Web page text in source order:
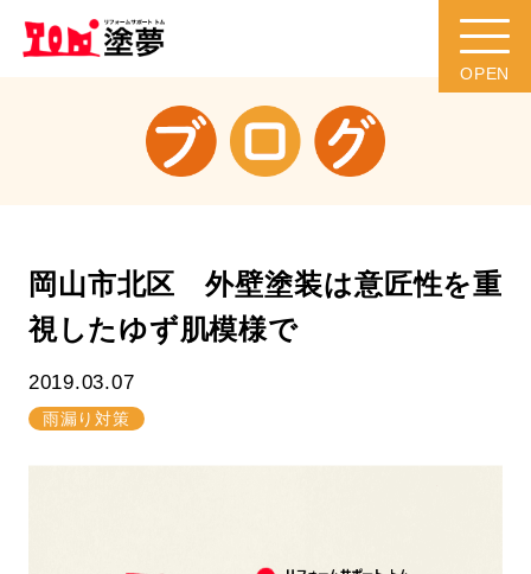
岡山市北区 外壁塗装は意匠性を重
視したゆず肌模様で
2019.03.07
雨漏り対策